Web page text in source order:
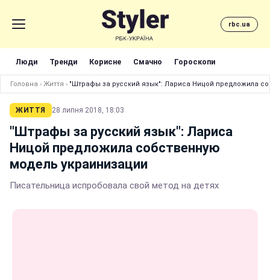
rbc.ua
Люди Тренди Корисне Смачно Гороскопи
Головна › Життя › "Штрафы за русский язык": Лариса Ницой предложила
ЖИТТЯ 28 липня 2018, 18:03
"Штрафы за русский язык": Лариса
Ницой предложила собственную
модель украинизации
Писательница испробовала свой метод на детях